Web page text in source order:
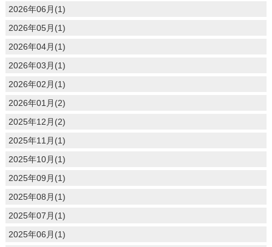
2026年06月(1)
2026年05月(1)
2026年04月(1)
2026年03月(1)
2026年02月(1)
2026年01月(2)
2025年12月(2)
2025年11月(1)
2025年10月(1)
2025年09月(1)
2025年08月(1)
2025年07月(1)
2025年06月(1)